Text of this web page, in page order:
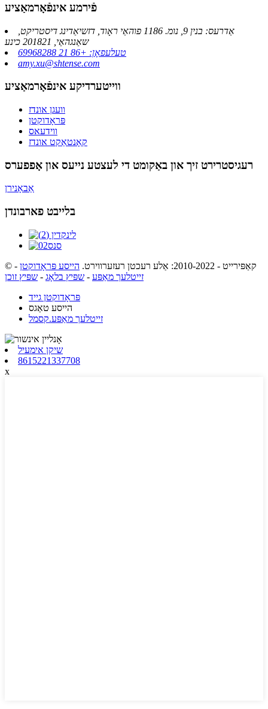
פֿירמע אינפֿאָרמאַציע
אַדרעס: בנין 9, נומ. 1186 פוהאַי ראָוד, דזשיאַדינג דיסטריקט,
שאַנגהאַי, 201821 כינע
טעלעפאָן: +86 21 69968288
amy.xu@shtense.com
ווייטערדיקע אינפֿאָרמאַציע
וועגן אונדז
פּראָדוקטן
ווידעאס
קאָנטאַקט אונדז
רעגיסטרירט זיך און באַקומט די לעצטע נייעס און אָפפערס
אַבאָנירן
בלייבט פארבונדן
© קאַפּירייט - 2010-2022: אַלע רעכטן רעזערווירט. הייסע פּראָדוקטן -
זייטלעך מאַפּע - שפּיץ בלאָג - שפּיץ זוכן
פּראָדוקטן גייד
הייסע טאַגס
זייטלעך מאַפּע.קסמל
שיקן אימעיל
8615221337708
x